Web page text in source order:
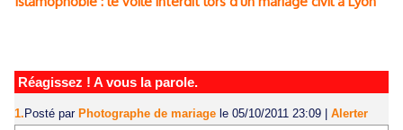
Réagissez ! A vous la parole.
1. Posté par Photographe de mariage le 05/10/2011 23:09 Alerter